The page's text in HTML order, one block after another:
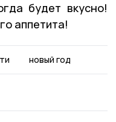
будет вкусно!
аппетита!
новый год